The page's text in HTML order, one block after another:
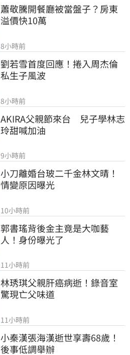
蕭敬騰開餐廳被當盤子？房東
溢價快10萬
8小時前
劉若雪首度回應！捲入周杰倫
私生子風波
8小時前
AKIRA父親節來台　兒子學林志
玲甜喊加油
9小時前
小刀離婚台玻二千金林文晴！
情變原因曝光
10小時前
郭書瑤背後金主竟是大咖藝
人！身份曝光了
11小時前
林琇琪父親肝癌病逝！錄音室
驚現亡父味道
11小時前
小秦漢張海漢逝世享壽68歲！
後事低調舉辦